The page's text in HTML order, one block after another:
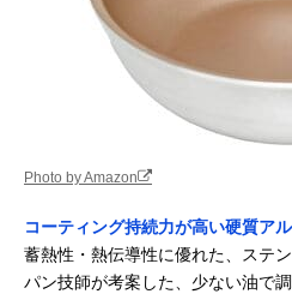
Photo by Amazon
コーティング持続力が高い硬質ア
蓄熱性・熱伝導性に優れた、ステ
パン技師が考案した、少ない油で